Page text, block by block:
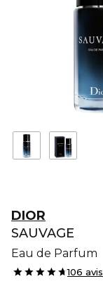
DIOR
SAUVAGE
Eau de Parfum
106 avis